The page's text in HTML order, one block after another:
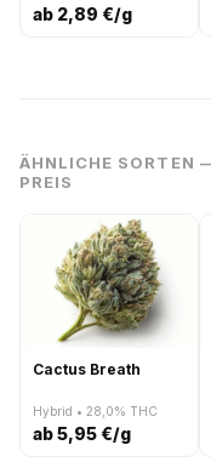
ab 2,89 €/g
ÄHNLICHE SORTEN
PREIS
Cactus Breath
Hybrid • 28,0% THC
ab 5,95 €/g